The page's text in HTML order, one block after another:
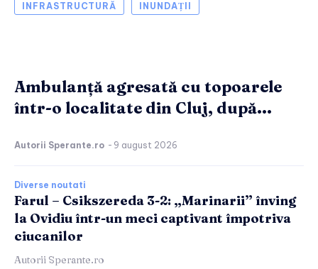
INFRASTRUCTURĂ INUNDAȚII
Ambulanță agresată cu topoarele
într-o localitate din Cluj, după...
Autorii Sperante.ro - 9 august 2026
Diverse noutati
Farul – Csikszereda 3-2: „Marinarii” înving
la Ovidiu într-un meci captivant împotriva
ciucanilor
Autorii Sperante.ro